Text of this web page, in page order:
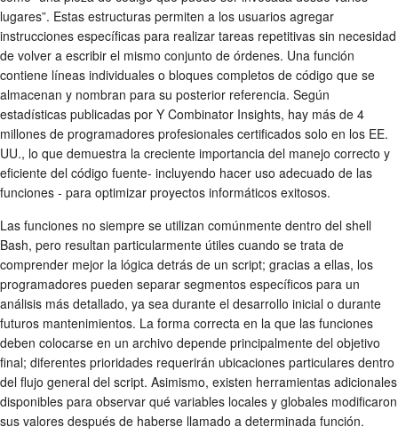
lugares”. Estas estructuras permiten a los usuarios agregar
instrucciones específicas para realizar tareas repetitivas sin necesidad
de volver a escribir el mismo conjunto de órdenes. Una función
contiene líneas individuales o bloques completos de código que se
almacenan y nombran para su posterior referencia. Según
estadísticas publicadas por Y Combinator Insights, hay más de 4
millones de programadores profesionales certificados solo en los EE.
UU., lo que demuestra la creciente importancia del manejo correcto y
eficiente del código fuente- incluyendo hacer uso adecuado de las
funciones - para optimizar proyectos informáticos exitosos.
Las funciones no siempre se utilizan comúnmente dentro del shell
Bash, pero resultan particularmente útiles cuando se trata de
comprender mejor la lógica detrás de un script; gracias a ellas, los
programadores pueden separar segmentos específicos para un
análisis más detallado, ya sea durante el desarrollo inicial o durante
futuros mantenimientos. La forma correcta en la que las funciones
deben colocarse en un archivo depende principalmente del objetivo
final; diferentes prioridades requerirán ubicaciones particulares dentro
del flujo general del script. Asimismo, existen herramientas adicionales
disponibles para observar qué variables locales y globales modificaron
sus valores después de haberse llamado a determinada función.